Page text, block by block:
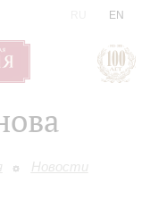
EN
Новости